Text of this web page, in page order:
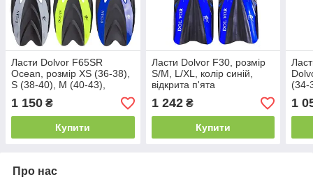
Ласти Dolvor F65SR
Ocean, розмір XS (36-38),
S (38-40), M (40-43),
асортименті, маломірять
1 150 ₴
Купити
Ласти Dolvor F30, розмір
S/M, L/XL, колір синій,
відкрита п'ята
1 242₴
Купити
(34-
1
Про нас